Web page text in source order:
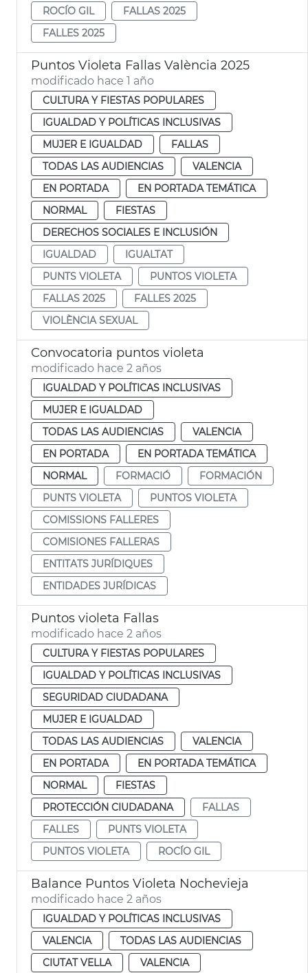
ROCÍO GIL
FALLAS 2025
FALLES 2025
Puntos Violeta Fallas València 2025
modificado hace 1 año
CULTURA Y FIESTAS POPULARES
IGUALDAD Y POLÍTICAS INCLUSIVAS
MUJER E IGUALDAD
FALLAS
TODAS LAS AUDIENCIAS
VALENCIA
EN PORTADA
EN PORTADA TEMÁTICA
NORMAL
FIESTAS
DERECHOS SOCIALES E INCLUSIÓN
IGUALDAD
IGUALTAT
PUNTS VIOLETA
PUNTOS VIOLETA
FALLAS 2025
FALLES 2025
VIOLÈNCIA SEXUAL
Convocatoria puntos violeta
modificado hace 2 años
IGUALDAD Y POLÍTICAS INCLUSIVAS
MUJER E IGUALDAD
TODAS LAS AUDIENCIAS
VALENCIA
EN PORTADA
EN PORTADA TEMÁTICA
NORMAL
FORMACIÓ
FORMACIÓN
PUNTS VIOLETA
PUNTOS VIOLETA
COMISSIONS FALLERES
COMISIONES FALLERAS
ENTITATS JURÍDIQUES
ENTIDADES JURÍDICAS
Puntos violeta Fallas
modificado hace 2 años
CULTURA Y FIESTAS POPULARES
IGUALDAD Y POLÍTICAS INCLUSIVAS
SEGURIDAD CIUDADANA
MUJER E IGUALDAD
TODAS LAS AUDIENCIAS
VALENCIA
EN PORTADA
EN PORTADA TEMÁTICA
NORMAL
FIESTAS
PROTECCIÓN CIUDADANA
FALLAS
FALLES
PUNTS VIOLETA
PUNTOS VIOLETA
ROCÍO GIL
Balance Puntos Violeta Nochevieja
modificado hace 2 años
IGUALDAD Y POLÍTICAS INCLUSIVAS
VALENCIA
TODAS LAS AUDIENCIAS
CIUTAT VELLA
VALENCIA